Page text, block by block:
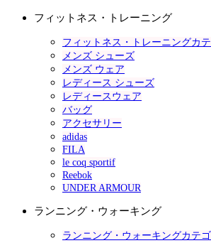
フィットネス・トレーニング
フィットネス・トレーニングカ
メンズ シューズ
メンズ ウェア
レディース シューズ
レディースウェア
バッグ
アクセサリー
adidas
FILA
le coq sportif
Reebok
UNDER ARMOUR
ランニング・ウォーキング
ランニング・ウォーキングカテ